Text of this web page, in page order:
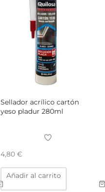
Sellador acrílico cartón
yeso pladur 280ml
4,80 €
Añadir al carrito